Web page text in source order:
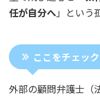
任が自分へ」という
ここをチェック
外部の顧問弁護士（